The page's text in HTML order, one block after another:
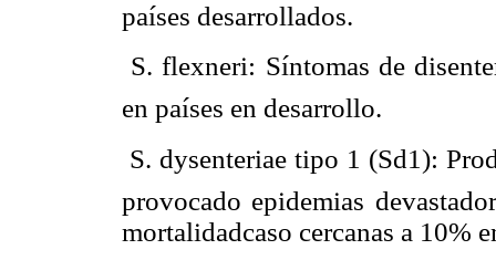
países desarrollados.
 S. flexneri: Síntomas de
en países en desarrollo.
 S. dysenteriae tipo 1 (Sd1):
provocado epidemias
mortalidadcaso cercanas a 10%